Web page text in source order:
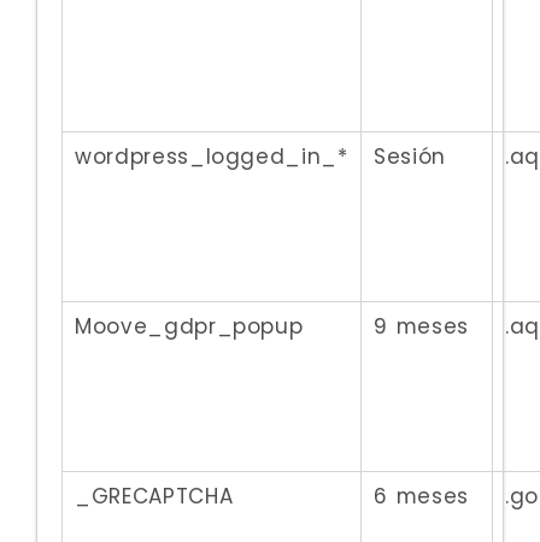
wordpress_logged_in_* Sesión
Moove_gdpr_popup 9 meses
_GRECAPTCHA 6 meses